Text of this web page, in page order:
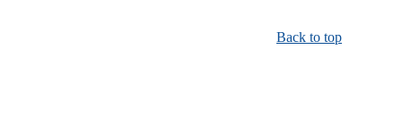
Back to top